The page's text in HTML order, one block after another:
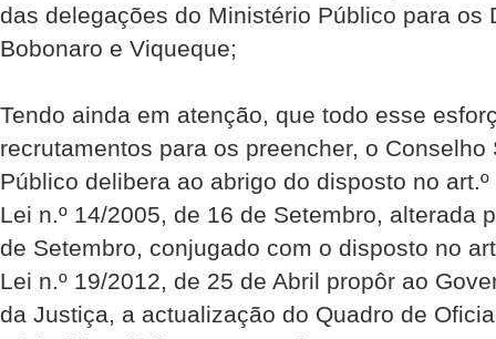
das delegações do Ministério Público para os
Bobonaro e Viqueque;
Tendo ainda em atenção, que todo esse
recrutamentos para os preencher, o
Público delibera ao abrigo do disposto no
Lei n.º 14/2005, de 16 de Setembro, alterada
de Setembro, conjugado com o disposto no
Lei n.º 19/2012, de 25 de Abril propôr ao
da Justiça, a actualização do Quadro de